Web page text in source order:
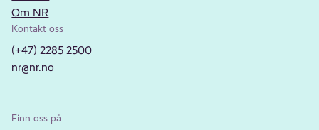
Om NR
Kontakt oss
(+47) 2285 2500
nr@nr.no
Finn oss på